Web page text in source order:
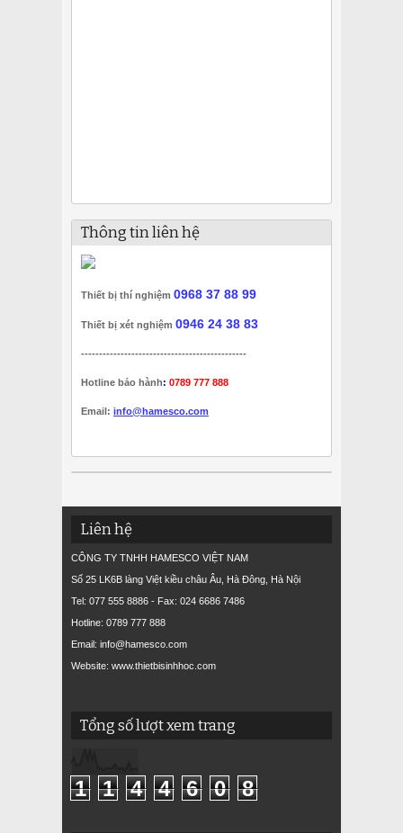
Thông tin liên hệ
Thiết bị thí nghiệm 0968 37 88 99
Thiết bị xét nghiệm 0946 24 38 83
----------------------------------------------
Hotline bảo hành: 0789 777 888
Email: info@hamesco.com
Liên hệ
CÔNG TY TNHH HAMESCO VIỆT NAM
Số 25 LK6B làng Việt kiều châu Âu, Hà Đông, Hà Nội
Tel: 077 555 8886 - Fax: 024 6686 7486
Hotline: 0789 777 888
Email: info@hamesco.com
Website: www.thietbisinhhoc.com
Tổng số lượt xem trang
1 1 4 4 6 0 8